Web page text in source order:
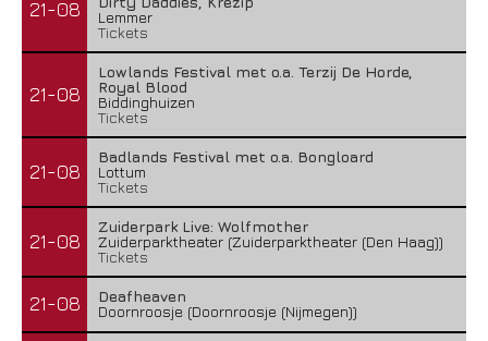
21-08
Lemmer
Tickets
21-08
Lowlands Festival met o.a. Terzij De Horde,
Royal Blood
Biddinghuizen
Tickets
21-08
Badlands Festival met o.a. Bongloard
Lottum
Tickets
21-08
Zuiderpark Live: Wolfmother
Zuiderparktheater (Zuiderparktheater (Den Haag))
Tickets
21-08
Deafheaven
Doornroosje (Doornroosje (Nijmegen))